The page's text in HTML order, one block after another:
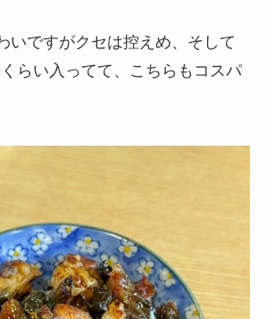
いですがクセは控えめ、そして
らい入ってて、こちらもコスパ